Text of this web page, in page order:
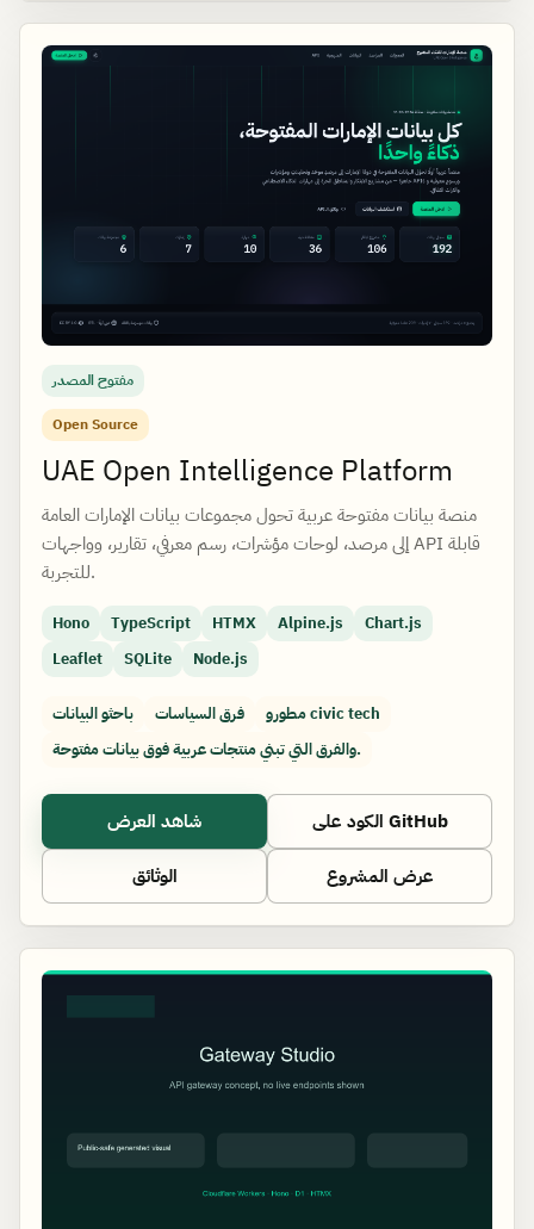
مفتوح المصدر
Open Source
UAE Open Intelligence Platform
منصة بيانات مفتوحة عربية تحول مجموعات بيانات الإمارات العامة
إلى مرصد، لوحات مؤشرات، رسم معرفي، تقارير، وواجهات API قابلة
للتجربة.
Hono TypeScript HTMX Alpine.js
Chart.js
Leaflet
SQLite Node.js
باحثو البيانات فرق السياسات
مطورو civic tech
والفرق التي تبني منتجات عربية فوق بيانات مفتوحة.
شاهد العرض الكود على GitHub
الوثائق عرض المشروع